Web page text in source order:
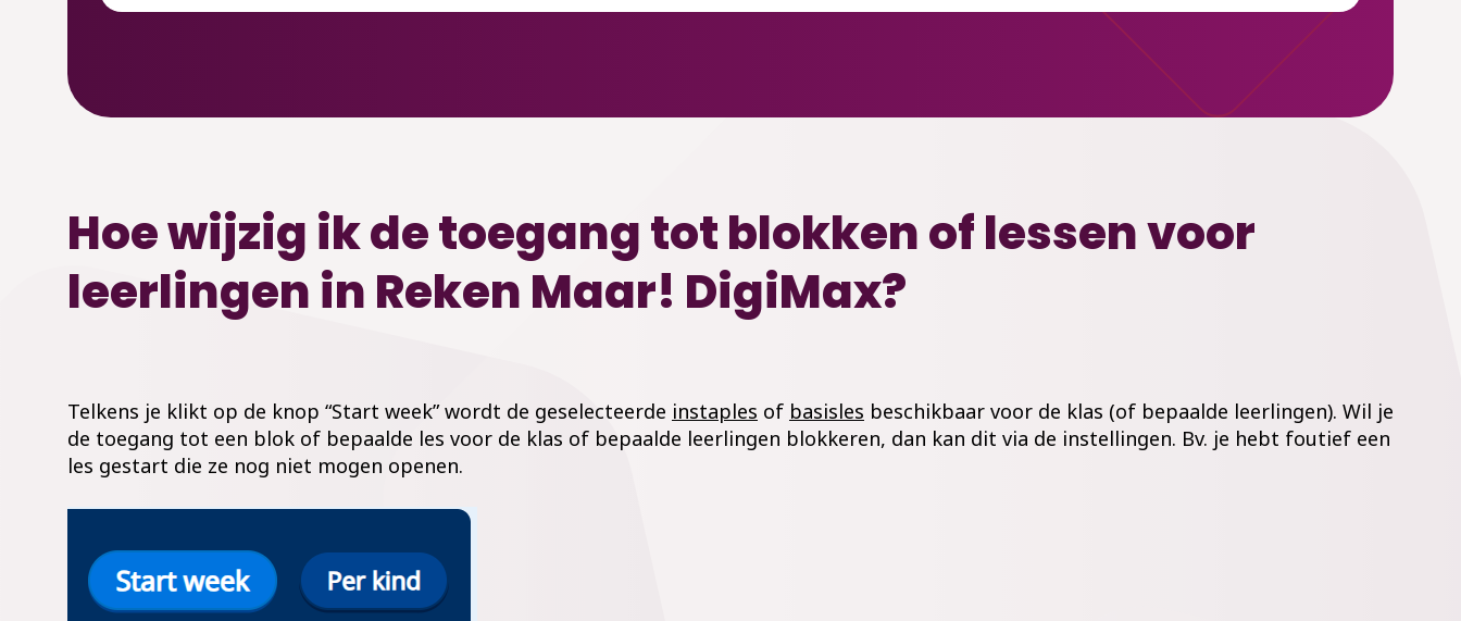
Hoe wijzig ik de toegang tot blokken of lessen voor
leerlingen in Reken Maar! DigiMax?
Telkens je klikt op de knop “Start week” wordt de geselecteerde instaples of basisles beschikbaar voor de klas (of bepaalde leerlingen). Wil je
de toegang tot een blok of bepaalde les voor de klas of bepaalde leerlingen blokkeren, dan kan dit via de instellingen. Bv. je hebt foutief een
les gestart die ze nog niet mogen openen.